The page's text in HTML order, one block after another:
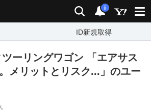
検索 通知
i
ID新規取得
ーリングワゴン 「エアサス
メリットとリスク...」のユー